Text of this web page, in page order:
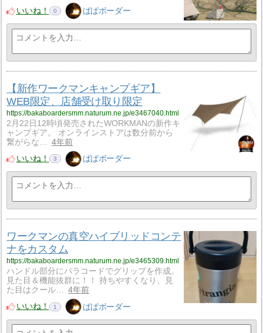
いいね！
0 ぱぱボーダー
【新作ワークマンキャンプギア】
WEB限定、店舗受け取り限定
https://bakaboardersmm.naturum.ne.jp/e3467040.html
2月22日12時頃発売されたWORKMANの新作キ
ャンプギア。 オンラインストアは数分前から
繋がらな…
4年前
いいね！
3 ぱぱボーダー
ワークマンの真空ハイブリッドコンテ
ナをカスタム
https://bakaboardersmm.naturum.ne.jp/e3465309.html
ハンドル部分にパラコードでグリップを作成。
見た目＆機能抜群に！！ 持ちやすくなり、見
た目はクール…
4年前
いいね！
1 ぱぱボーダー